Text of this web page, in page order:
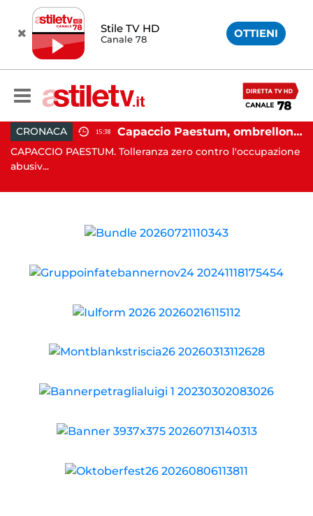
Stile TV HD
Canale 78 OTTIENI
CRONACA 15:38 Capaccio Paestum, ombrellone selvaggio: blitz della Municipale, sgomberate tutte le spiagge libere
CAPACCIO PAESTUM. Tolleranza zero contro l'occupazione
abusiv...